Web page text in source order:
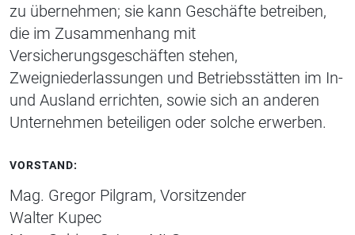
zu übernehmen; sie kann Geschäfte betreiben,
die im Zusammenhang mit
Versicherungsgeschäften stehen,
Zweigniederlassungen und Betriebsstätten im In-
und Ausland errichten, sowie sich an anderen
Unternehmen beteiligen oder solche erwerben.
VORSTAND:
Mag. Gregor Pilgram, Vorsitzender
Walter Kupec